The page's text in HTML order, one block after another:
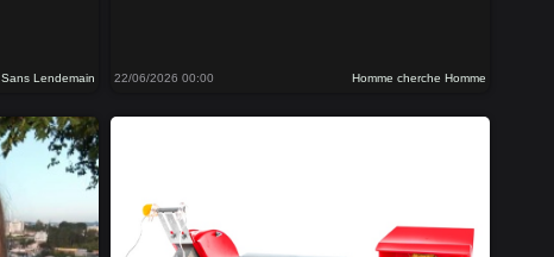
Sans Lendemain 22/06/2026 00:00 Homme cherche Homme